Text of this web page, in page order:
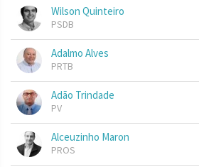
Wilson Quinteiro
PSDB
Adalmo Alves
PRTB
Adão Trindade
PV
Alceuzinho Maron
PROS